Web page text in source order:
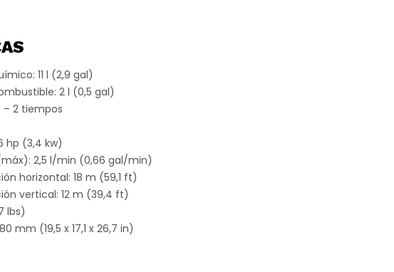
11 l (2,9 gal)
2 l (0,5 gal)
– 2 tiempos
hp (3,4 kw)
2,5 l/min (0,66 gal/min)
horizontal: 18 m (59,1 ft)
vertical: 12 m (39,4 ft)
lbs)
mm (19,5 x 17,1 x 26,7 in)